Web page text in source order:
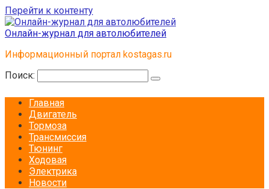
Перейти к контенту
Онлайн-журнал для автолюбителей
Информационный портал kostagas.ru
Поиск:
Главная
Двигатель
Тормоза
Трансмиссия
Тюнинг
Ходовая
Электрика
Новости